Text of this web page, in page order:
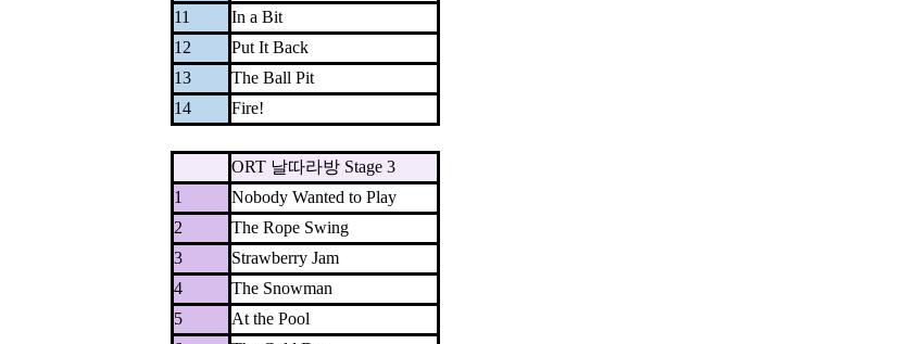
11
In a Bit
12
Put It Back
13
The Ball Pit
14
Fire!
ORT 날따라방 Stage 3
1
Nobody Wanted to Play
2
The Rope Swing
3
Strawberry Jam
4
The Snowman
5
At the Pool